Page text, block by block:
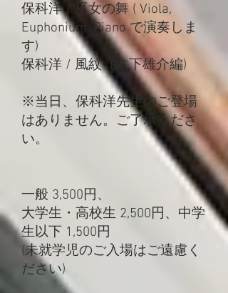
保科洋 / 巫女の舞 ( Viola,
Euphonium, Piano で演奏しま
す)
保科洋 / 風紋（木下雄介編)
※当日、保科洋先生のご登場
はありません。ご了承くださ
い。
一般 3,500円、
大学生・高校生 2,500円、中学
生以下 1,500円
(未就学児のご入場はご遠慮く
ださい)